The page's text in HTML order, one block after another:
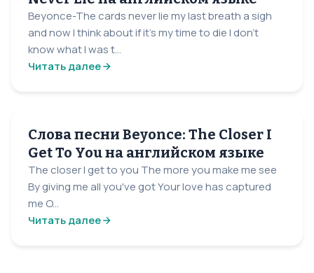
Beyonce-The cards never lie my last breath a sigh
and now I think about if it's my time to die I don't
know what I was t...
Читать далее
Слова песни Beyonce: The Closer I
Get To You на английском языке
The closer I get to you The more you make me see
By giving me all you've got Your love has captured
me O...
Читать далее